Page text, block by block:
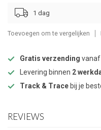
1 dag
Toevoegen om te vergelijken
Gratis verzending vanaf
Levering binnen 2
Track & Trace bij je
REVIEWS